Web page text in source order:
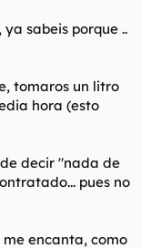
sabeis porque ..
tomaros un litro
hora (esto
decir "nada de
pues no
me encanta, como